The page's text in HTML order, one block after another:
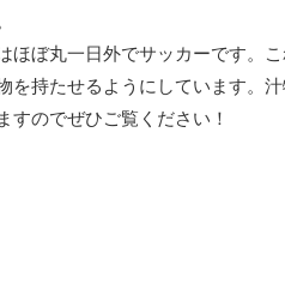
ぼ丸一日外でサッカーです。
を持たせるようにしています。
すのでぜひご覧ください！